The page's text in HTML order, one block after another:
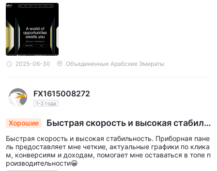
2025-06-30 Объединенные Арабские Эмираты
FX1615008272
1-2 года
Хорошие
Быстрая скорость и высокая стабиль
ность. Приборная панель предоставляет мне
четкие, актуальные графики по кликам, конве
рсиям и заработку, помогает мне оставаться в
топе производительности😀
Быстрая скорость и высокая стабильность. Приборная пане
ль предоставляет мне четкие, актуальные графики по клика
м, конверсиям и доходам, помогает мне оставаться в топе п
роизводительности😀